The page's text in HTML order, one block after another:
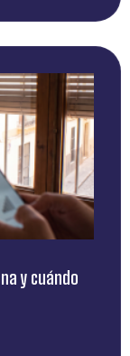
y cuándo